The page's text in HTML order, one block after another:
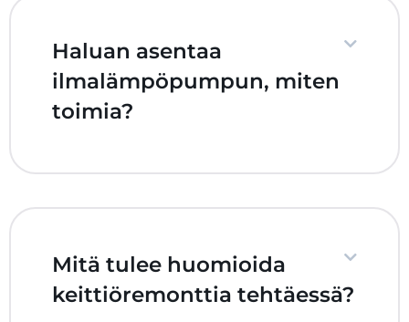
Haluan asentaa
ilmalämpöpumpun, miten
toimia?
Mitä tulee huomioida
keittiöremonttia tehtäessä?